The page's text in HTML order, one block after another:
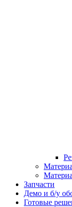
Запчасти
Демо и б/у
Готовые